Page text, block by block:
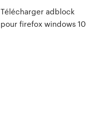
Télécharger adblock
pour firefox windows 10